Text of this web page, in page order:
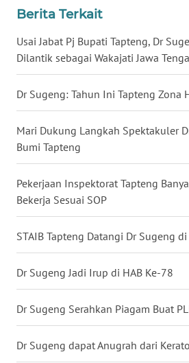
Berita Terkait
Usai Jabat Pj Bupati Tapteng, Dr
Dilantik sebagai Wakajati Jawa
Dr Sugeng: Tahun Ini Tapteng Zona
Mari Dukung Langkah Spektakuler
Bumi Tapteng
Pekerjaan Inspektorat Tapteng
Bekerja Sesuai SOP
STAIB Tapteng Datangi Dr Sugeng
Dr Sugeng Jadi Irup di HAB Ke-78
Dr Sugeng Serahkan Piagam Buat
Dr Sugeng dapat Anugrah dari
MALUKU
WN
MALUT
WN
DAIRI
WN
DANAU
TOBA
LANGKAT
WN